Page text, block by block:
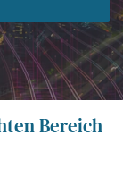
Bereich